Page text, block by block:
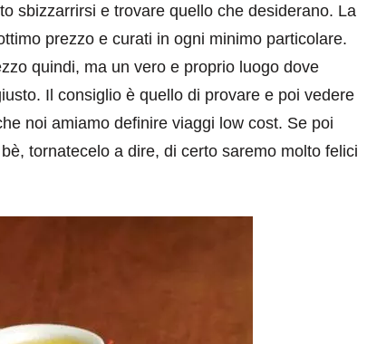
sbizzarrirsi e trovare quello che desiderano. La
prezzo e curati in ogni minimo particolare.
quindi, ma un vero e proprio luogo dove
Il consiglio è quello di provare e poi vedere
noi amiamo definire viaggi low cost. Se poi
tornatecelo a dire, di certo saremo molto felici